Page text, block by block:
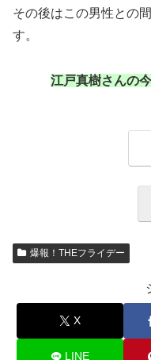
その後はこの男性との
す。
江戸真樹さんの
爆報！THEフライデー
X
LINE